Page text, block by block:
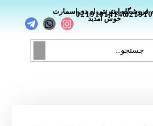
اینترنتی ام دی اسمارت
خوش آمدید
02191014146_